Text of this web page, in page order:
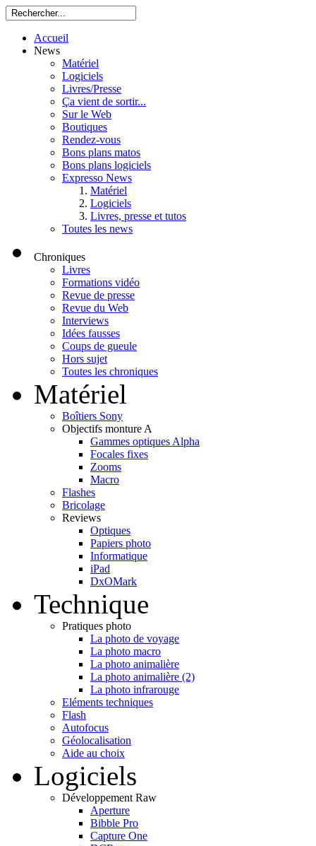
Accueil
News
Matériel
Logiciels
Livres/Presse
Ça vient de sortir...
Sur le Web
Boutiques
Rendez-vous
Bons plans matos
Bons plans logiciels
Expresso News
Matériel
Logiciels
Livres, presse et tutos
Toutes les news
Chroniques
Livres
Formations vidéo
Revue de presse
Revue du Web
Interviews
Idées fausses
Coups de gueule
Hors sujet
Toutes les chroniques
Matériel
Boîtiers Sony
Objectifs monture A
Gammes optiques Alpha
Focales fixes
Zooms
Macro
Flashes
Bricolage
Reviews
Optiques
Papiers photo
Informatique
iPad
DxOMark
Technique
Pratiques photo
La photo de voyage
La photo macro
La photo animalière
La photo animalière (2)
La photo infrarouge
Eléments techniques
Flash
Autofocus
Géolocalisation
Aide au choix
Logiciels
Développement Raw
Aperture
Bibble Pro
Capture One